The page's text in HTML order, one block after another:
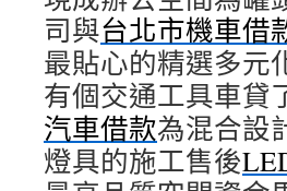
司與台北市機車借
最貼心的精選多元
有個交通工具車貸
汽車借款為混合設
燈具的施工售後